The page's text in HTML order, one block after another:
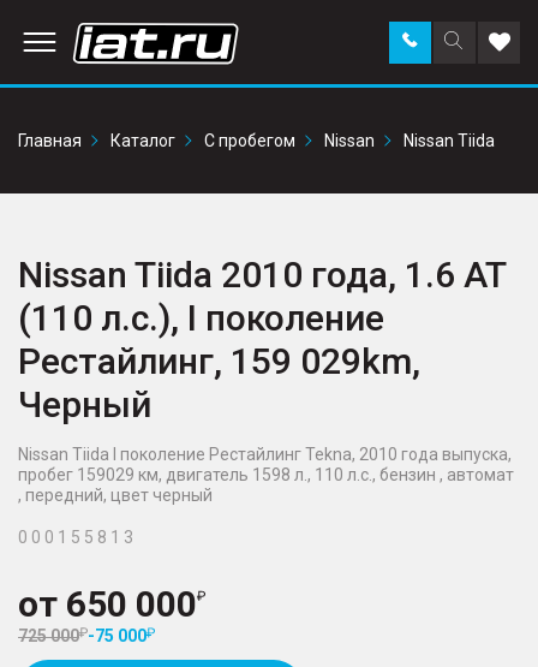
Поиск
по
Заказать
звонок в
Главная
Каталог С пробегом Nissan Nissan Tiida
Nissan Tiida 2010 года, 1.6 AT
(110 л.с.), I поколение
Рестайлинг, 159 029km,
Черный
Nissan Tiida I поколение Рестайлинг Tekna, 2010 года выпуска,
пробег 159029 км, двигатель 1598 л., 110 л.с., бензин , автомат
, передний, цвет черный
0 0 0 1 5 5 8 1 3
от 650 000
725 000 -75 000